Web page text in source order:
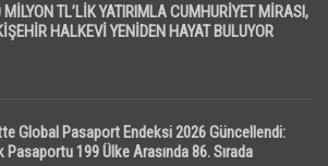
TL’LİK YATIRIMLA CUMHURİYET MİRASI,
HALKEVİ YENİDEN HAYAT BULUYOR
Global Pasaport Endeksi 2026 Güncellendi:
Pasaportu 199 Ülke Arasında 86. Sırada